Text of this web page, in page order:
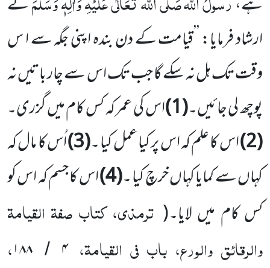
ارشاد فرمایا: ’’قیامت کے دن بندہ اپنی جگہ سے ا س
وقت تک ہل نہ سکے گا جب تک اس سے چار باتیں نہ
پوچھ لی جائیں۔(1) اس کی عمر کہ کس کام میں گزری۔
(2) اس کا علم کہ اس پر کیا عمل کیا ۔(3) اُس کا مال کہ
کہاں سے کمایا کہاں خرچ کیا ۔(4) اس کا جسم کہ اس کو
کس کام میں لایا۔( ترمذی، کتاب صفۃ القیامۃ
والرقائق والورع، باب فی القیامۃ، ۴ / ۱۸۸،